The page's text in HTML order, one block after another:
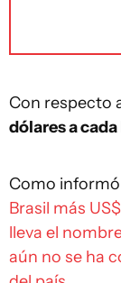
Con respecto
dólares a
Como informó
Brasil más
lleva el
aún no se ha